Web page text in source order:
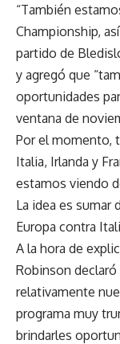
“También
Championship,
partido de
y agregó que
oportunidades
ventana de
Por el momento,
Italia, Irlanda y
estamos viendo
La idea es sumar
Europa contra
A la hora de
Robinson
relativamente
programa muy
brindarles